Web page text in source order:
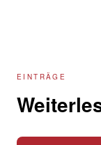
EINTRÄGE